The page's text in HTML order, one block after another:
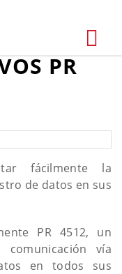
PR
fácilmente la
de datos en sus
PR 4512, un
vía
en todos sus